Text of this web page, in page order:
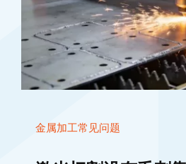
金属加工常见问题